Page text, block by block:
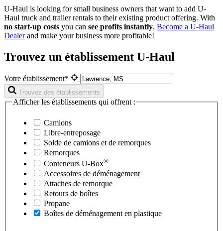
U-Haul is looking for small business owners that want to add U-
Haul truck and trailer rentals to their existing product offering. With
no start-up costs you can see profits instantly. Become a U-Haul
Dealerand make your business more profitable!
Trouvez un établissement U-Haul
Votre établissement*
Trouvez des établissements
Afficher les établissements qui offrent :
Camions
Libre-entreposage
Solde de camions et de remorques
Remorques
Conteneurs U-Box®
Accessoires de déménagement
Attaches de remorque
Retours de boîtes
Propane
Boîtes de déménagement en plastique